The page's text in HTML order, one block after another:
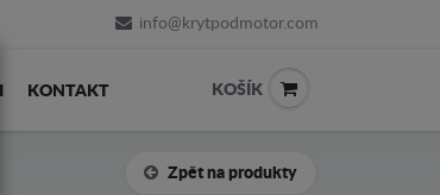
info@krytpodmotor.com
KONTAKT KOŠÍK
Zpět na produkty